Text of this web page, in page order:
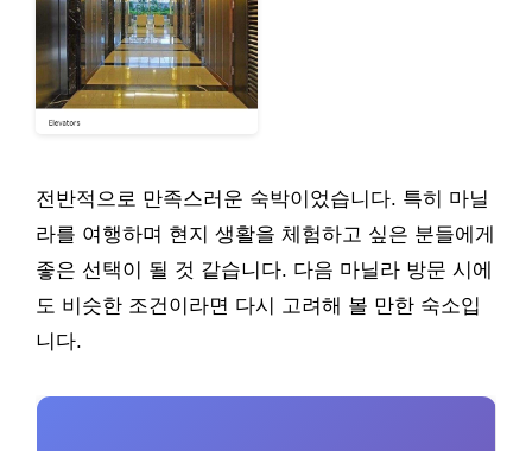
전반적으로 만족스러운 숙박이었습니다. 특히 마닐
라를 여행하며 현지 생활을 체험하고 싶은 분들에게
좋은 선택이 될 것 같습니다. 다음 마닐라 방문 시에
도 비슷한 조건이라면 다시 고려해 볼 만한 숙소입
니다.